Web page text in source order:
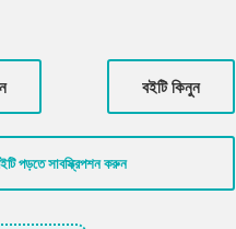
যে গ্যাসটা তখন তাদের চোখে
অন্য রকম চিন্তা করেন।
বইটি কিনুন
পড়তে সাবস্ক্রিপশন করুন